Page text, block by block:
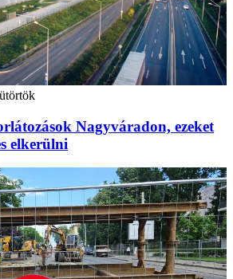
Nagyváradon, ezeket
elkerülni